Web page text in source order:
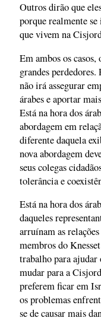
Outros dirão que
porque realmente
que vivem na
Em ambos os casos,
grandes
não irá assegurar
árabes e aportar
Está na hora dos
abordagem em
diferente daquela
nova abordagem
seus colegas
tolerância e
Está na hora dos
daqueles
arruínam as
membros do
trabalho para ajudar
mudar para a
preferem ficar em
os problemas
se de causar mais